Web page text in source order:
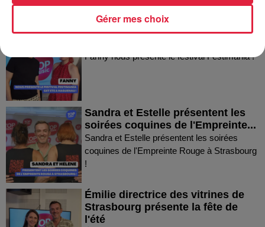
Fanny nous présente le festival
Fanny nous présente le festival Festimania !
Sandra et Estelle présentent les
soirées coquines de l'Empreinte...
Sandra et Estelle présentent les soirées
coquines de l'Empreinte Rouge à Strasbourg
!
Émilie directrice des vitrines de
Strasbourg présente la fête de
l'été
Gérer mes choix